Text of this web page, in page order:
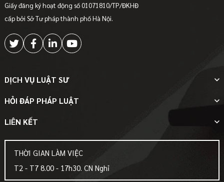
Giấy đăng ký hoạt động số 01071810/TP/ĐKHĐ
cấp bởi Sở Tư pháp thành phố Hà Nội.
DỊCH VỤ LUẬT SƯ
HỎI ĐÁP PHÁP LUẬT
LIÊN KẾT
THỜI GIAN LÀM VIỆC
T2 - T7 8.00 - 17h30. CN Nghỉ